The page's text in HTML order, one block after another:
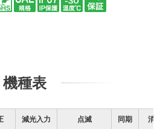
機種表
減光入力 点滅 同期 消